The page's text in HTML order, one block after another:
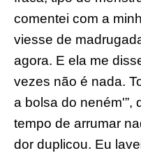
comentei com a
viesse de
agora. E ela me
vezes não é nada.
a bolsa do neném'”,
tempo de arrumar
dor duplicou. Eu